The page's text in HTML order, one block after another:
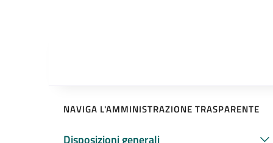
NAVIGA L'AMMINISTRAZIONE TRASPARENTE
Disposizioni generali